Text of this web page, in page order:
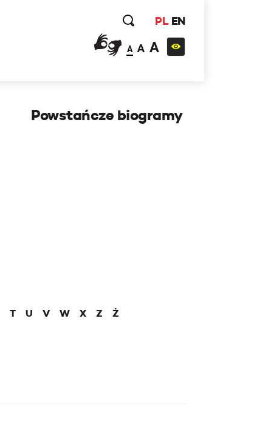
PL EN
A A A
Powstańcze biogramy
T U V W X Z
Ż